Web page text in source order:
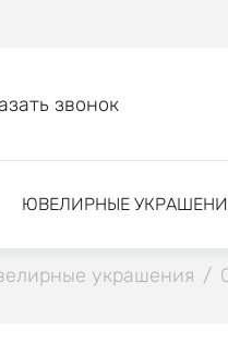
звонок
ЮВЕЛИРНЫЕ
украшения /